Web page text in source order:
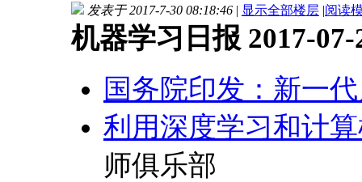
发表于 2017-7-30 08:18:46 | 显示全部楼层 |阅读
机器学习日报 2017-07-
国务院印发：新一
利用深度学习和计
师俱乐部